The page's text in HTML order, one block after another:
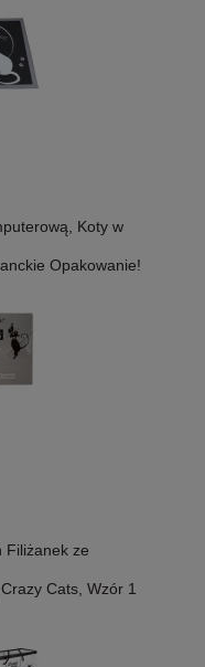
Koty w
Opakowanie!
Filiżanek ze
Cats, Wzór 1